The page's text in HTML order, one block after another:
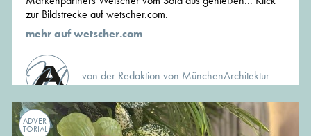
zur Bildstrecke auf wetscher.com.
mehr auf wetscher.com
von der Redaktion von MünchenArchitektur
ADVER
TORIAL